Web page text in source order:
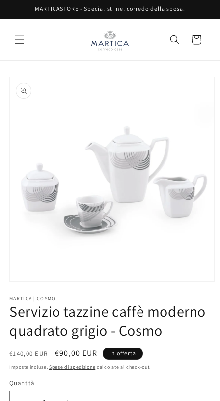
direttamente
ai contenuti
MARTICASTORE - Specialisti nel corredo della sposa.
Carrello
informazioni
sul prodotto
multimediali
1
in
modale
MARTICA | COSMO
Servizio tazzine caffè moderno
quadrato grigio - Cosmo
Prezzo
di
€140,00 EUR
Prezzo
scontato
€90,00 EUR In offerta
Imposte incluse. Spese di spedizione calcolate al check-out.
Quantità
Quantità